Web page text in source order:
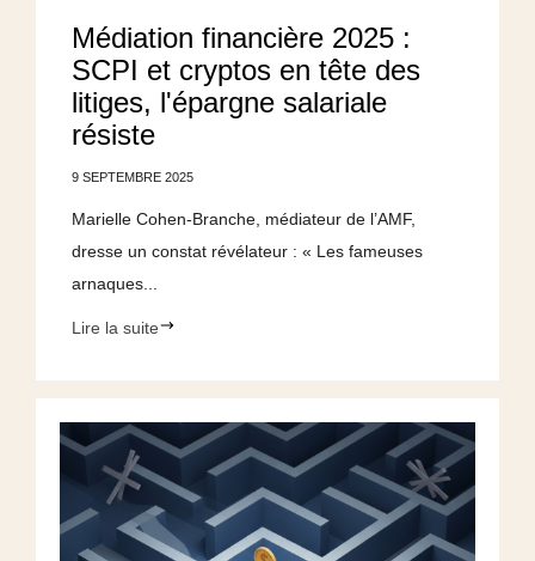
Médiation financière 2025 :
SCPI et cryptos en tête des
litiges, l'épargne salariale
résiste
9 SEPTEMBRE 2025
Marielle Cohen-Branche, médiateur de l’AMF,
dresse un constat révélateur : « Les fameuses
arnaques...
Lire la suite